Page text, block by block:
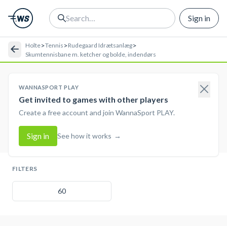
Sign in
Holte>Tennis >Rudegaard Idrætsanlæg>
Skumtennisbane m. ketcher og bolde, indendørs
WANNASPORT PLAY
Get invited to games with other players
Create a free account and join WannaSport PLAY.
Sign in See how it works →
FILTERS
60